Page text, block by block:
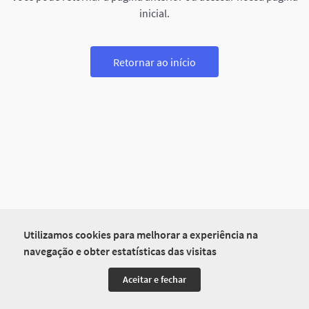
Utilizamos cookies para melhorar a experiência na
navegação e obter estatísticas das visitas
Aceitar e fechar
inicial.
Retornar ao início